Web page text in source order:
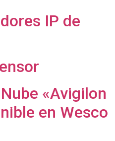
IP de
«Avigilon
en Wesco